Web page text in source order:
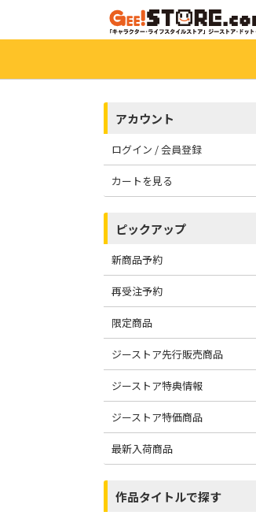
アカウント
ログイン / 会員登録
カートを見る
ピックアップ
新商品予約
再受注予約
限定商品
ジーストア先行販売商品
ジーストア特典情報
ジーストア特価商品
最新入荷商品
作品タイトルで探す